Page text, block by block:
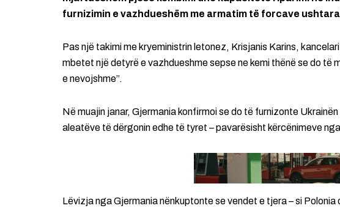
furnizimin e vazhdueshëm me armatim të forcave
Pas një takimi me kryeministrin letonez, Krisjanis Karins,
mbetet një detyrë e vazhdueshme sepse ne kemi thënë se do të
e nevojshme”.
Në muajin janar, Gjermania konfirmoi se do të furnizonte
aleatëve të dërgonin edhe të tyret – pavarësisht kërcënimeve
Lëvizja nga Gjermania nënkuptonte se vendet e tjera – si